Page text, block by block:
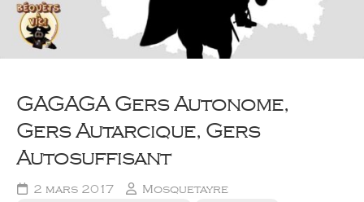
GAGAGA Gers Autonome,
Gers Autarcique, Gers
Autosuffisant
2 mars 2017
Mosquetayre